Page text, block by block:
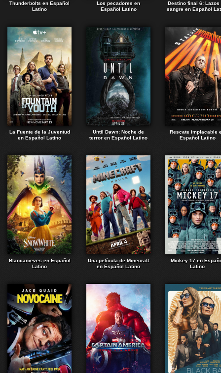
Thunderbolts en Español
Latino
Los pecadores en
Español Latino
Destino final 6: Lazos
sangre en Español
La Fuente de la Juventud
en Español Latino
Until Dawn: Noche de
terror en Español Latino
Rescate implacable
Español Latino
Blancanieves en Español
Latino
Una película de Minecraft
en Español Latino
Mickey 17 en
Latino